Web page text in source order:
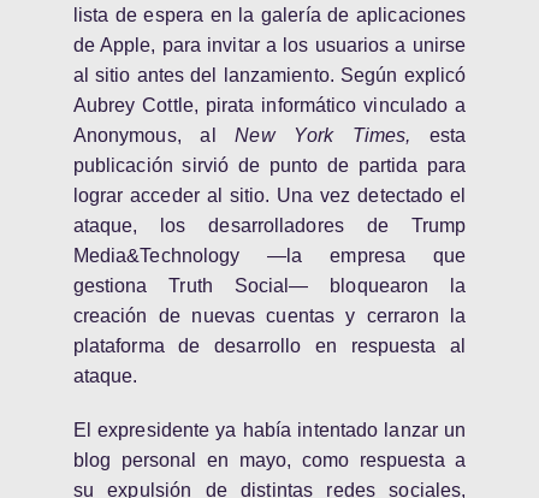
lista de espera en la galería de aplicaciones
de Apple, para invitar a los usuarios a unirse
al sitio antes del lanzamiento. Según explicó
Aubrey Cottle, pirata informático vinculado a
Anonymous, al
New York Times,
esta
publicación sirvió de punto de partida para
lograr acceder al sitio. Una vez detectado el
ataque, los desarrolladores de Trump
Media&Technology —la empresa que
gestiona Truth Social— bloquearon la
creación de nuevas cuentas y cerraron la
plataforma de desarrollo en respuesta al
ataque.
El expresidente ya había intentado lanzar un
blog personal en mayo, como respuesta a
su
expulsión de distintas redes sociales,